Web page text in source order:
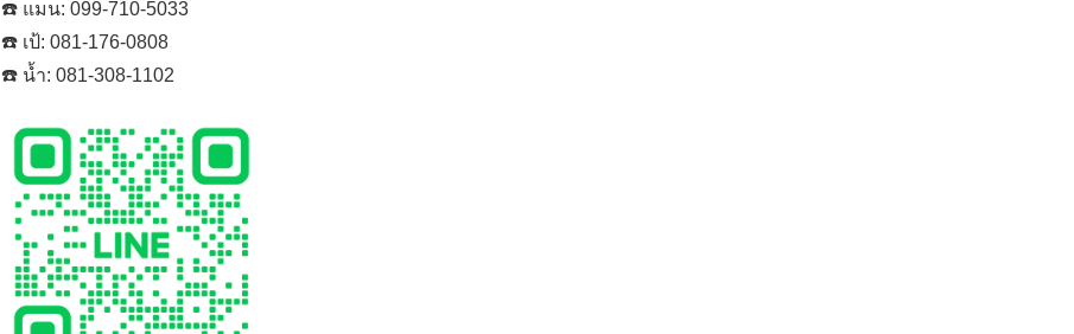
☎️ แมน: 099-710-5033
☎️ เป้: 081-176-0808
☎️ น้ำ: 081-308-1102